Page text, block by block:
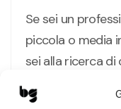
Se sei un
piccola o media
sei alla ricerca